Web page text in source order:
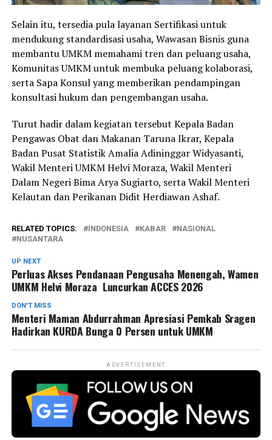
Selain itu, tersedia pula layanan Sertifikasi untuk
mendukung standardisasi usaha, Wawasan Bisnis guna
membantu UMKM memahami tren dan peluang usaha,
Komunitas UMKM untuk membuka peluang kolaborasi,
serta Sapa Konsul yang memberikan pendampingan
konsultasi hukum dan pengembangan usaha.
Turut hadir dalam kegiatan tersebut Kepala Badan
Pengawas Obat dan Makanan Taruna Ikrar, Kepala
Badan Pusat Statistik Amalia Adininggar Widyasanti,
Wakil Menteri UMKM Helvi Moraza, Wakil Menteri
Dalam Negeri Bima Arya Sugiarto, serta Wakil Menteri
Kelautan dan Perikanan Didit Herdiawan Ashaf.
RELATED TOPICS: INDONESIA KABAR
NASIONAL
NUSANTARA
UP NEXT
Perluas Akses Pendanaan Pengusaha Menengah, Wamen
UMKM Helvi Moraza Luncurkan ACCES 2026
DON'T MISS
Menteri Maman Abdurrahman Apresiasi Pemkab Sragen
Hadirkan KURDA Bunga 0 Persen untuk UMKM
ADVERTISEMENT